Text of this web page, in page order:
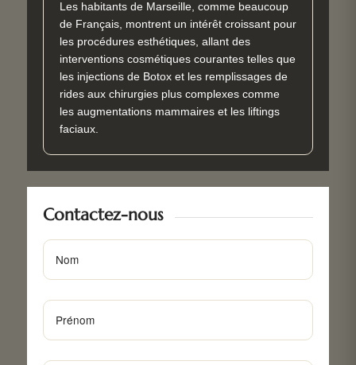
Les habitants de Marseille, comme beaucoup
de Français, montrent un intérêt croissant pour
les procédures esthétiques, allant des
interventions cosmétiques courantes telles que
les injections de Botox et les remplissages de
rides aux chirurgies plus complexes comme
les augmentations mammaires et les liftings
faciaux.
Contactez-nous